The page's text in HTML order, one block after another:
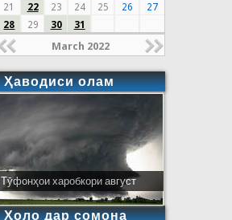
21
22 23 24 25 26
27
28
29 30 31
March 2022
Ҳаводиси олам
Тӯфонҳои харобкори август
Ҳоло дар сомона